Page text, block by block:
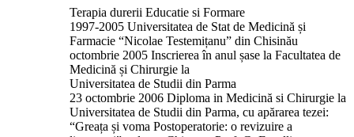
Terapia durerii Educatie si Formare
1997-2005 Universitatea de Stat de Medicină și
Farmacie “Nicolae Testemițanu” din Chisinău
octombrie 2005 Inscrierea în anul șase la Facultatea de
Medicină și Chirurgie la
Universitatea de Studii din Parma
23 octombrie 2006 Diploma in Medicină si Chirurgie la
Universitatea de Studii din Parma, cu apărarea tezei:
“Greața și voma Postoperatorie: o revizuire a